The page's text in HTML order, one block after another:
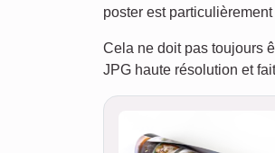
poster est
Cela ne doit pas toujours
JPG haute résolution et